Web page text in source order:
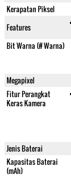
Kerapatan Piksel
Features
Bit Warna (# Warna)
Megapixel
Fitur Perangkat
Keras Kamera
Jenis Baterai
Kapasitas Baterai
(mAh)